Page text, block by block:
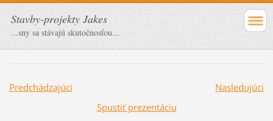
Stavby-projekty Jakes
...sny sa stávajú skutočnosťou...
Predchádzajúci
Nasledujúci
Spustiť prezentáciu